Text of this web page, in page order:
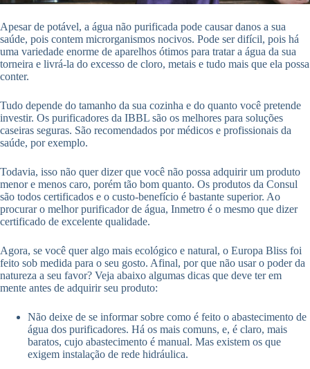
Apesar de potável, a água não purificada pode causar danos a sua
saúde, pois contem microrganismos nocivos. Pode ser difícil, pois há
uma variedade enorme de aparelhos ótimos para tratar a água da sua
torneira e livrá-la do excesso de cloro, metais e tudo mais que ela possa
conter.
Tudo depende do tamanho da sua cozinha e do quanto você pretende
investir. Os purificadores da IBBL são os melhores para soluções
caseiras seguras. São recomendados por médicos e profissionais da
saúde, por exemplo.
Todavia, isso não quer dizer que você não possa adquirir um produto
menor e menos caro, porém tão bom quanto. Os produtos da Consul
são todos certificados e o custo-benefício é bastante superior. Ao
procurar o melhor purificador de água, Inmetro é o mesmo que dizer
certificado de excelente qualidade.
Agora, se você quer algo mais ecológico e natural, o Europa Bliss foi
feito sob medida para o seu gosto. Afinal, por que não usar o poder da
natureza a seu favor? Veja abaixo algumas dicas que deve ter em
mente antes de adquirir seu produto:
Não deixe de se informar sobre como é feito o abastecimento de
água dos purificadores. Há os mais comuns, e, é claro, mais
baratos, cujo abastecimento é manual. Mas existem os que
exigem instalação de rede hidráulica.